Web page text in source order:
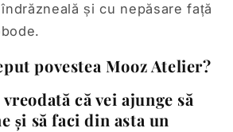
și cu nepăsare față
povestea Mooz Atelier?
că vei ajunge să
și să faci din asta un